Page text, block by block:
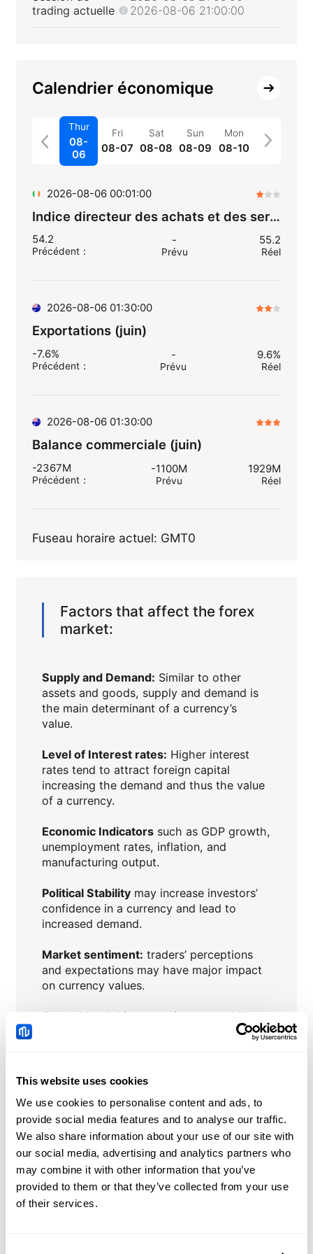
This website uses cookies
We use cookies to personalise content and ads, to
provide social media features and to analyse our traffic.
We also share information about your use of our site with
our social media, advertising and analytics partners who
may combine it with other information that you’ve
provided to them or that they’ve collected from your use
of their services.
trading actuelle
2026-08-06 21:00:00
Calendrier économique
Thur
08-
06
Fri
08-07
Sat
08-08
Sun
08-09
Mon
08-10
2026-08-06 00:01:00
Indice directeur des achats et des services (juil.)
54.2
Précédent：
-
Prévu
55.2
Réel
2026-08-06 01:30:00
Exportations (juin)
-7.6%
Précédent：
-
Prévu
9.6%
Réel
2026-08-06 01:30:00
Balance commerciale (juin)
-2367M
Précédent：
-1100M
Prévu
1929M
Réel
Fuseau horaire actuel: GMT0
Factors that affect the forex
market:
Supply and Demand: Similar to other
assets and goods, supply and demand is
the main determinant of a currency’s
value.
Level of Interest rates: Higher interest
rates tend to attract foreign capital
increasing the demand and thus the value
of a currency.
Economic Indicatorssuch as GDP growth,
unemployment rates, inflation, and
manufacturing output.
Political Stabilitymay increase investors’
confidence in a currency and lead to
increased demand.
Market sentiment: traders’ perceptions
and expectations may have major impact
on currency values.
Central banks’ interventions
to stabilize
CHFJPYActualités
Dogecoin Price
Forecast: DOGE sell-off
seems unstoppable
despite renewed retail
2026-08-07 00:50:07 (GMT+0)